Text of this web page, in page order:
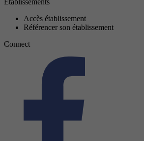
Établissements
Accès établissement
Référencer son établissement
Connect